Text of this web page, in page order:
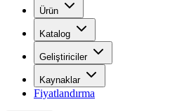
Ürün
Katalog
Geliştiriciler
Kaynaklar
Fiyatlandırma